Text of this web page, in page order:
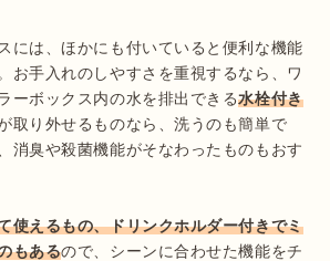
には、ほかにも付いていると便利な機能
お手入れのしやすさを重視するなら、ワ
ーボックス内の水を排出できる水栓付き
取り外せるものなら、洗うのも簡単で
消臭や殺菌機能がそなわったものもおす
使えるもの、ドリンクホルダー付きでミ
もあるので、シーンに合わせた機能をチ